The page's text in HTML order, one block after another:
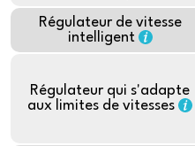
Régulateur de vitesse
intelligent
Régulateur qui s'adapte
aux limites de vitesses